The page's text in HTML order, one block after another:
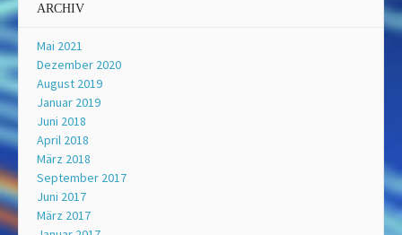
ARCHIV
Mai 2021
Dezember 2020
August 2019
Januar 2019
Juni 2018
April 2018
März 2018
September 2017
Juni 2017
März 2017